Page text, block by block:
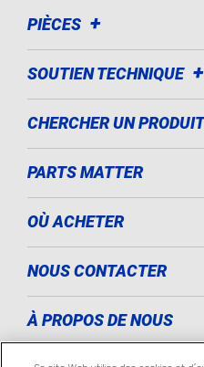
PIÈCES
SOUTIEN TECHNIQUE
CHERCHER UN PRODUIT
PARTS MATTER
OÙ ACHETER
NOUS CONTACTER
À PROPOS DE NOUS